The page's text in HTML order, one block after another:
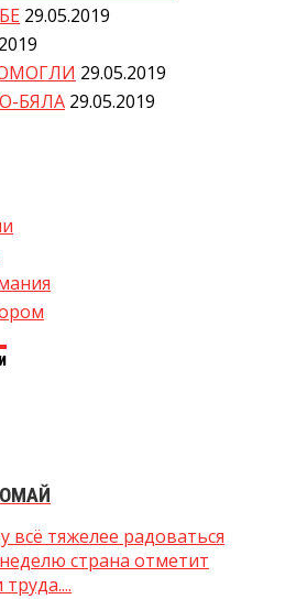
29.05.2019
29.05.2019
БЯЛА 29.05.2019
всё тяжелее радоваться
страна отметит